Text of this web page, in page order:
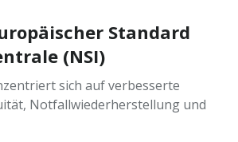
Standard
(NSI)
sich auf verbesserte
Notfallwiederherstellung und